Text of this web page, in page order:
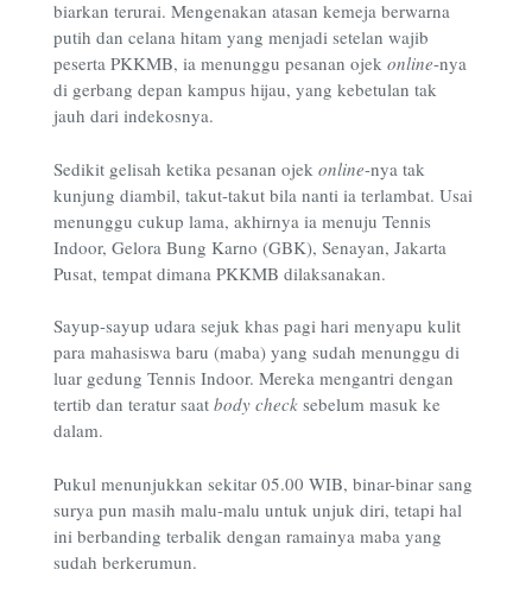
biarkan terurai. Mengenakan atasan kemeja berwarna
putih dan celana hitam yang menjadi setelan wajib
peserta PKKMB, ia menunggu pesanan ojek online-nya
di gerbang depan kampus hijau, yang kebetulan tak
jauh dari indekosnya.
Sedikit gelisah ketika pesanan ojek online-nya tak
kunjung diambil, takut-takut bila nanti ia terlambat. Usai
menunggu cukup lama, akhirnya ia menuju Tennis
Indoor, Gelora Bung Karno (GBK), Senayan, Jakarta
Pusat, tempat dimana PKKMB dilaksanakan.
Sayup-sayup udara sejuk khas pagi hari menyapu kulit
para mahasiswa baru (maba) yang sudah menunggu di
luar gedung Tennis Indoor. Mereka mengantri dengan
tertib dan teratur saat body check sebelum masuk ke
dalam.
Pukul menunjukkan sekitar 05.00 WIB, binar-binar sang
surya pun masih malu-malu untuk unjuk diri, tetapi hal
ini berbanding terbalik dengan ramainya maba yang
sudah berkerumun.